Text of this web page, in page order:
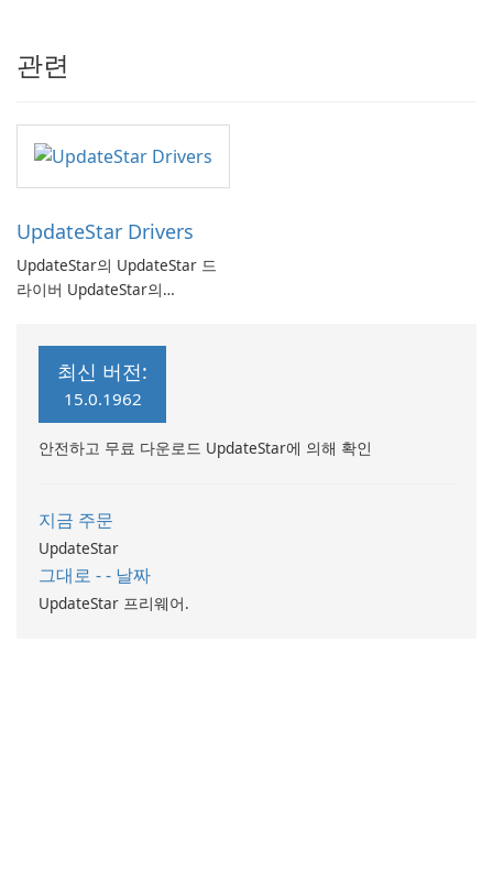
관련
UpdateStar Drivers
UpdateStar의 UpdateStar 드
라이버 UpdateStar의
태로 유지할 수 있도록 설계된
포괄적인 드라이버 관리 소프트
웨어입니다. 160만 개 이상의
이 소프트웨어는 사용자가 하드
여 시스템 성능과 안정성을 최
적화합니다.
최신 버전:
15.0.1962
안전하고 무료 다운로드 UpdateStar에 의해 확인
지금 주문
UpdateStar
그대로 - - 날짜
UpdateStar 프리웨어.